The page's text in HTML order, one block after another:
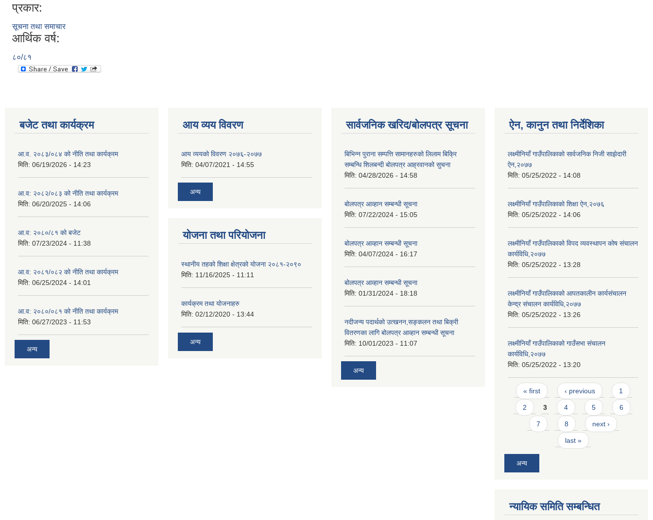
प्रकार:
सूचना तथा समाचार
आर्थिक वर्ष:
८०/८१
बजेट तथा कार्यक्रम
आ.व. २०८३/०८४ को नीति तथा कार्यक्रम
मिति: 06/19/2026 - 14:23
आ.व: २०८२/०८३ को नीति तथा कार्यक्रम
मिति: 06/20/2025 - 14:06
आ.व: २०८०/८१ को बजेट
मिति: 07/23/2024 - 11:38
आ.व: २०८१/०८२ को नीति तथा कार्यक्रम
मिति: 06/25/2024 - 14:01
आ.व: २०८०/०८१ को नीति तथा कार्यक्रम
मिति: 06/27/2023 - 11:53
अन्य
आय व्यय विवरण
आय व्ययको विवरण २०७६-२०७७
मिति: 04/07/2021 - 14:55
अन्य
योजना तथा परियोजना
स्थानीय तहको शिक्षा क्षेत्रको योजना २०८१-२०९०
मिति: 11/16/2025 - 11:11
कार्यक्रम तथा योजनाहरु
मिति: 02/12/2020 - 13:44
अन्य
सार्वजनिक खरिद/बोलपत्र सूचना
बिभिन्न पुराना सम्पत्ति सामानहरुको लिलाम बिक्रि
सम्बन्धि शिलबन्दी बोलपत्र आह्रवानको सुचना
मिति: 04/28/2026 - 14:58
बोलपत्र आव्हान सम्बन्धी सूचना
मिति: 07/22/2024 - 15:05
बोलपत्र आव्हान सम्बन्धी सूचना
मिति: 04/07/2024 - 16:17
बोलपत्र आव्हान सम्बन्धी सूचना
मिति: 01/31/2024 - 18:18
नदीजन्य पदार्थको उत्खनन,सङ्कलन तथा बिक्री
वितरणका लागि बोलपत्र आव्हान सम्बन्धी सूचना
मिति: 10/01/2023 - 11:07
अन्य
ऐन, कानुन तथा निर्देशिका
लक्ष्मीनियाँ गाउँपालिकाको सार्वजनिक निजी साझेदारी
ऐन,२०७७
मिति: 05/25/2022 - 14:08
लक्ष्मीनियाँ गाउँपालिकाको शिक्षा ऐन,२०७६
मिति: 05/25/2022 - 14:06
लक्ष्मीनियाँ गाउँपालिकाको विपद व्यवस्थापन कोष संचालन
कार्यविधि,२०७७
मिति: 05/25/2022 - 13:28
लक्ष्मीनियाँ गाउँपालिकाको आपतकालीन कार्यसंचालन
केन्द्र संचालन कार्यविधि,२०७७
मिति: 05/25/2022 - 13:26
लक्ष्मीनियाँ गाउँपालिकाको गाउँसभा संचालन
कार्यविधि,२०७७
मिति: 05/25/2022 - 13:20
Pages
« first ‹ previous 1
2 3 4 5 6
7 8 next ›
last »
अन्य
न्यायिक समिति सम्बन्धित